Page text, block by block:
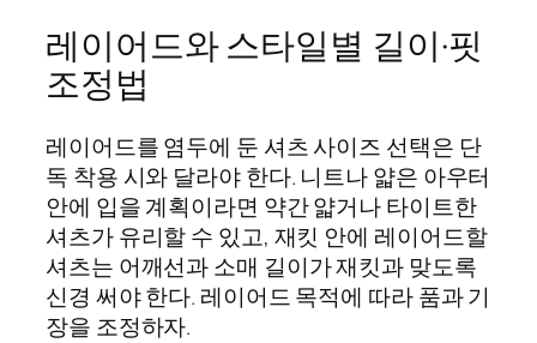
레이어드와 스타일별 길이·핏
조정법
레이어드를 염두에 둔 셔츠 사이즈 선택은 단
독 착용 시와 달라야 한다. 니트나 얇은 아우터
안에 입을 계획이라면 약간 얇거나 타이트한
셔츠가 유리할 수 있고, 재킷 안에 레이어드할
셔츠는 어깨선과 소매 길이가 재킷과 맞도록
신경 써야 한다. 레이어드 목적에 따라 품과 기
장을 조정하자.